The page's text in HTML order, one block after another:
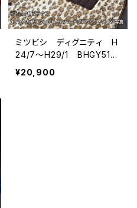
ミツビシ ディグニティ H
24/7〜H29/1 BHGY51
フロアマット一式 カーマッ
ト スペシャルタイプ
¥20,900